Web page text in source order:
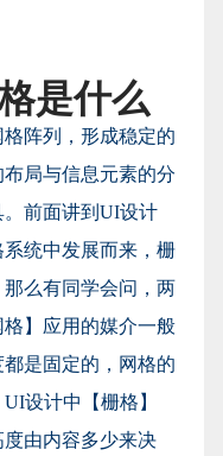
是什么
阵列，形成稳定的
局与信息元素的分
前面讲到UI设计
统中发展而来，栅
么有同学会问，两
】应用的媒介一般
是固定的，网格的
设计中【栅格】
由内容多少来决